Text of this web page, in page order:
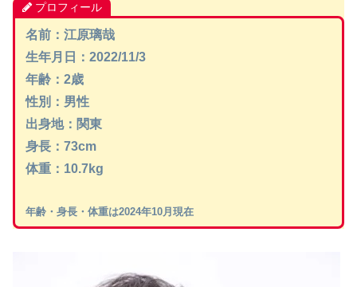
プロフィール
名前：江原璃哉
生年月日：2022/11/3
年齢：2歳
性別：男性
出身地：関東
身長：73cm
体重：10.7kg
年齢・身長・体重は2024年10月現在